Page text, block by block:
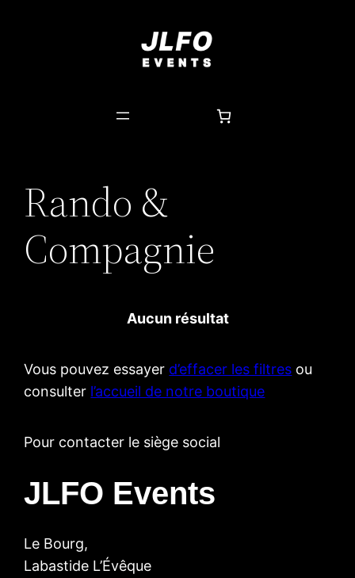
Rando &
Compagnie
Aucun résultat
Vous pouvez essayer d’effacer les filtres ou
consulter l’accueil de notre boutique
Pour contacter le siège social
JLFO Events
Le Bourg,
Labastide L’Évêque